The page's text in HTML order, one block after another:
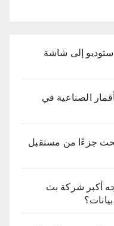
إلى شاشة
الصناعية في
جزءًا من مستقبل
أكبر شركة بث